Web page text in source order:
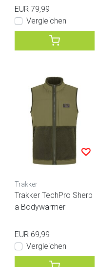
EUR 79,99
Vergleichen
Trakker
Trakker TechPro Sherp
a Bodywarmer
EUR 69,99
Vergleichen